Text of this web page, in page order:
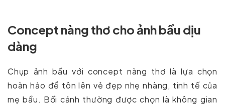
Concept nàng thơ cho ảnh bầu dịu
dàng
Chụp ảnh bầu với concept nàng thơ là lựa chọn
hoàn hảo để tôn lên vẻ đẹp nhẹ nhàng, tinh tế của
mẹ bầu. Bối cảnh thường được chọn là không gian